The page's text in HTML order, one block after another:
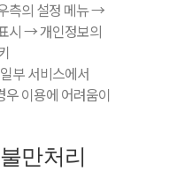
측의 설정 메뉴 →
시 → 개인정보의
부 서비스에서
이용에 어려움이
만처리